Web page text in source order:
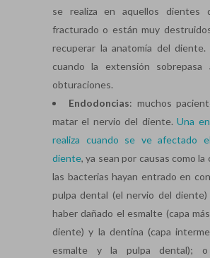
se realiza en aquellos dientes
fracturado o están muy
recuperar la anatomía del
cuando la extensión
obturaciones.
Endodoncias: muchos
matar el nervio del diente.Una
realiza cuando se ve afectado
diente, ya sean por causas como la
las bacterias hayan entrado en
pulpa dental (el nervio del diente)
haber dañado el esmalte (capa
diente) y la dentina (capa
esmalte y la pulpa dental);